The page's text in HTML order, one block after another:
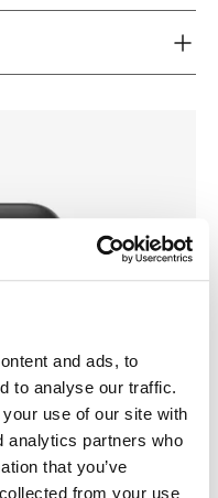
and ads, to
to analyse our traffic.
use of our site with
analytics partners who
that you’ve
from your use